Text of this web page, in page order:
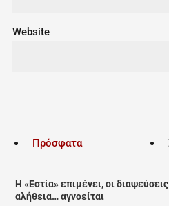
Website
Πρόσφατα
Η «Εστία» επιμένει, οι
αλήθεια… αγνοείται